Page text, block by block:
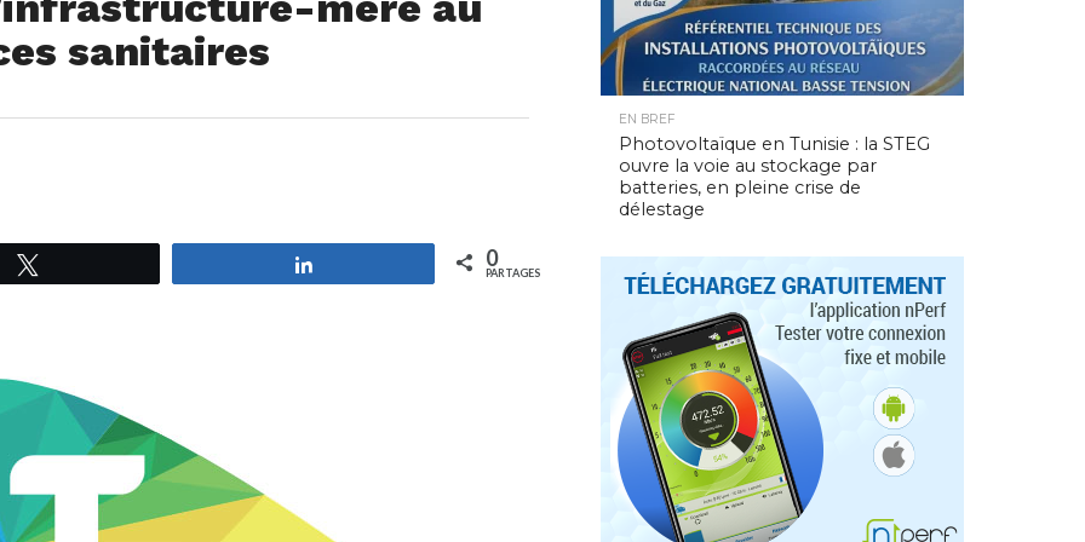
sanitaires
0
PARTAGES
EN BREF
Photovoltaïque en Tunisie : la STEG
ouvre la voie au stockage par
batteries, en pleine crise de
délestage